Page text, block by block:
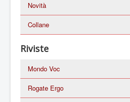
Novità
Collane
Riviste
Mondo Voc
Rogate Ergo